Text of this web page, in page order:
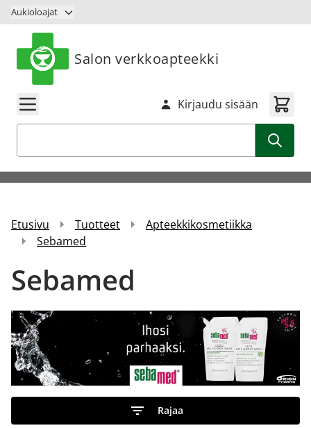
Siirry sisältöön
Aukioloajat
Salon verkkoapteekki
Kirjaudu sisään
Etusivu Tuotteet
Apteekkikosmetiikka
Sebamed
Sebamed
Rajaa